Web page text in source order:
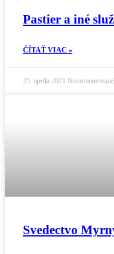
Pastier a iné
ČÍTAŤ VIAC »
25. apríla 2021 Nekomentované
Svedectvo